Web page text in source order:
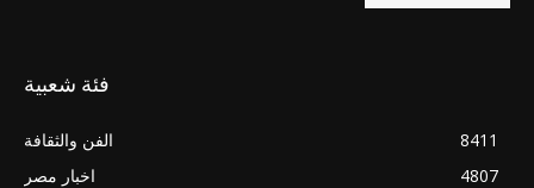
فئة شعبية
الفن والثقافة
8411
اخبار مصر
4807